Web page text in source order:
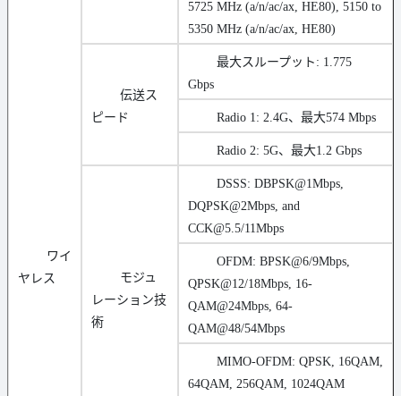
ワイ
ヤレス
5725 MHz (a/n/ac/ax, HE80), 5150 to
5350 MHz (a/n/ac/ax, HE80)
伝送ス
ピード
最大スループット: 1.775
Gbps
Radio 1: 2.4G、最大574 Mbps
Radio 2: 5G、最大1.2 Gbps
モジュ
レーション技
術
DSSS: DBPSK@1Mbps,
DQPSK@2Mbps, and
CCK@5.5/11Mbps
OFDM: BPSK@6/9Mbps,
QPSK@12/18Mbps, 16-
QAM@24Mbps, 64-
QAM@48/54Mbps
MIMO-OFDM: QPSK, 16QAM,
64QAM, 256QAM, 1024QAM